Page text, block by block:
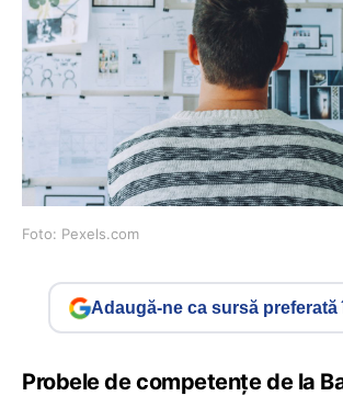
Foto: Pexels.com
Adaugă-ne ca sursă preferată
Probele de competențe de la